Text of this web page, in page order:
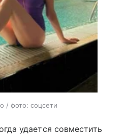
/ фото: соцсети
удается совместить